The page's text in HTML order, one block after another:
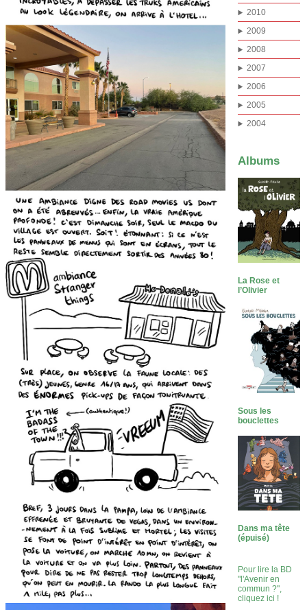
2010
2009
2008
2007
2006
2005
2004
Albums
La Rose et
l’Olivier
Sous les
bouclettes
Dans ma tête
(épuisé)
Pour lire la BD
"l'Avenir en
commun ?",
cliquez ici !